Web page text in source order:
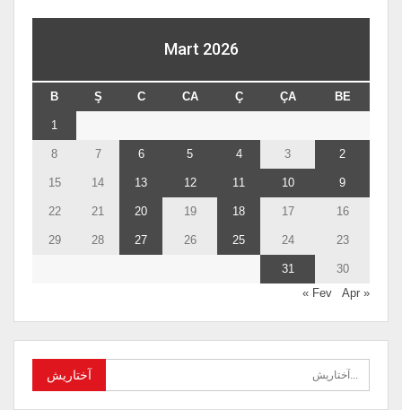
Mart 2026
BE
ÇA
Ç
CA
C
Ş
B
10
11
12
13
14
15
16
17
18
19
20
21
22
23
24
25
26
27
28
29
30
31
« Fev
Apr »